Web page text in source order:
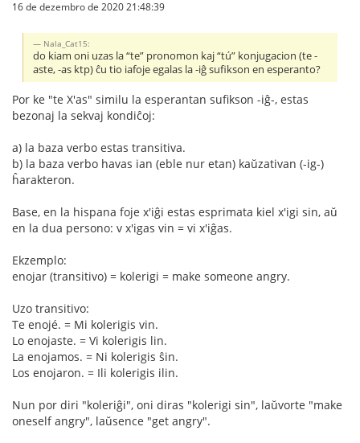
16 de dezembro de 2020 21:48:39
Nala_Cat15:
do kiam oni uzas la “te” pronomon kaj “tú” konjugacion (te -
aste, -as ktp) ĉu tio iafoje egalas la -iĝ sufikson en esperanto?
Por ke "te X'as" similu la esperantan sufikson -iĝ-, estas
bezonaj la sekvaj kondiĉoj:
a) la baza verbo estas transitiva.
b) la baza verbo havas ian (eble nur etan) kaŭzativan (-ig-)
ĥarakteron.
Base, en la hispana foje x'iĝi estas esprimata kiel x'igi sin, aŭ
en la dua persono: v x'igas vin = vi x'iĝas.
Ekzemplo:
enojar (transitivo) = kolerigi = make someone angry.
Uzo transitivo:
Te enojé. = Mi kolerigis vin.
Lo enojaste. = Vi kolerigis lin.
La enojamos. = Ni kolerigis ŝin.
Los enojaron. = Ili kolerigis ilin.
Nun por diri "koleriĝi", oni diras "kolerigi sin", laŭvorte "make
oneself angry", laŭsence "get angry".